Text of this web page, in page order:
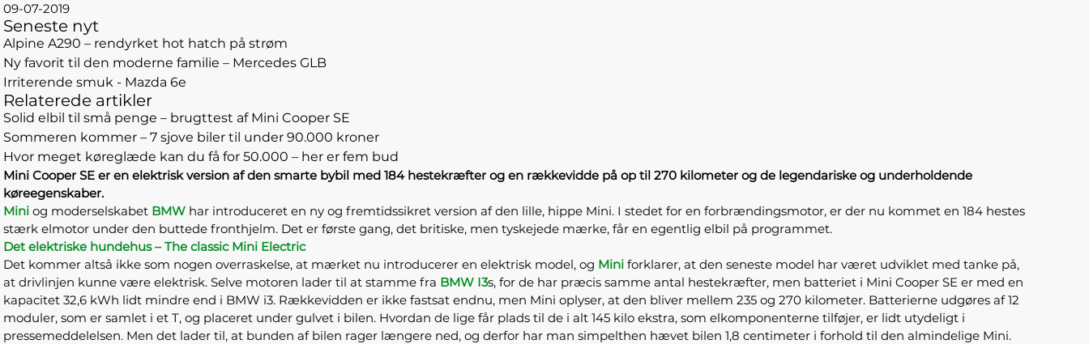
09-07-2019
Seneste nyt
Alpine A290 – rendyrket hot hatch på strøm
Ny favorit til den moderne familie – Mercedes GLB
Irriterende smuk - Mazda 6e
Relaterede artikler
Solid elbil til små penge – brugttest af Mini Cooper SE
Sommeren kommer – 7 sjove biler til under 90.000 kroner
Hvor meget køreglæde kan du få for 50.000 – her er fem bud
Mini Cooper SE er en elektrisk version af den smarte bybil med 184 hestekræfter og en rækkevidde på op til 270 kilometer og de legendariske og underholdende
køreegenskaber.
Mini og moderselskabet BMW har introduceret en ny og fremtidssikret version af den lille, hippe Mini. I stedet for en forbrændingsmotor, er der nu kommet en 184 hestes
stærk elmotor under den buttede fronthjelm. Det er første gang, det britiske, men tyskejede mærke, får en egentlig elbil på programmet.
Det elektriske hundehus – The classic Mini Electric
Det kommer altså ikke som nogen overraskelse, at mærket nu introducerer en elektrisk model, og Mini forklarer, at den seneste model har været udviklet med tanke på,
at drivlinjen kunne være elektrisk. Selve motoren lader til at stamme fra BMW I3s, for de har præcis samme antal hestekræfter, men batteriet i Mini Cooper SE er med en
kapacitet 32,6 kWh lidt mindre end i BMW i3. Rækkevidden er ikke fastsat endnu, men Mini oplyser, at den bliver mellem 235 og 270 kilometer. Batterierne udgøres af 12
moduler, som er samlet i et T, og placeret under gulvet i bilen. Hvordan de lige får plads til de i alt 145 kilo ekstra, som elkomponenterne tilføjer, er lidt utydeligt i
pressemeddelelsen. Men det lader til, at bunden af bilen rager længere ned, og derfor har man simpelthen hævet bilen 1,8 centimeter i forhold til den almindelige Mini.